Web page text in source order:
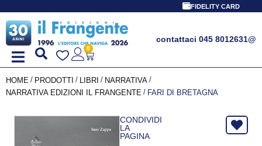
FIDELITY CARD
contattaci 045 8012631@
0
HOME / PRODOTTI / LIBRI / NARRATIVA /
NARRATIVA EDIZIONI IL FRANGENTE / FARI DI BRETAGNA
CONDIVIDI
LA
PAGINA